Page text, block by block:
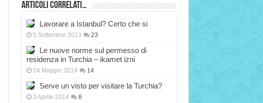
Articoli correlati…
Lavorare a Istanbul? Certo che si
5 Settembre 2013 23
Le nuove norme sul permesso di
residenza in Turchia – ikamet izni
24 Maggio 2014 14
Serve un visto per visitare la Turchia?
3 Aprile 2014 8